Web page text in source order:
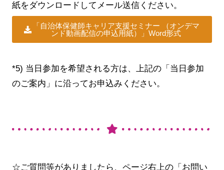
紙をダウンロードしてメール送信ください。
「自治体保健師キャリア支援セミナー （オンデマ
ンド動画配信の申込用紙）」Word形式
*5) 当日参加を希望される方は、上記の「当日参加
のご案内」に沿ってお申込みください。
☆ご質問等がありましたら、ページ右上の「お問い